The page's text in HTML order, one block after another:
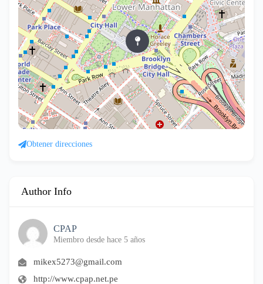
Obtener direcciones
Author Info
CPAP
Miembro desde hace 5 años
mikex5273@gmail.com
http://www.cpap.net.pe